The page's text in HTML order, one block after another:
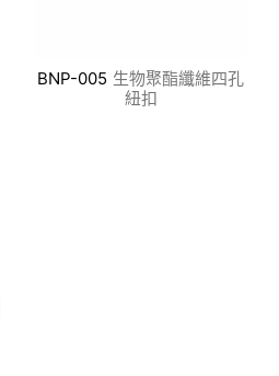
BNP-005 生物聚酯纖維四孔
紐扣